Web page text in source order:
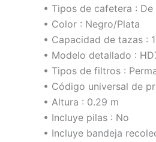
• Tipos de cafetera :
• Color : Negro/Plata
• Capacidad de tazas :
• Modelo detallado :
• Tipos de filtros :
• Código universal de
• Altura : 0.29 m
• Incluye pilas : No
• Incluye bandeja